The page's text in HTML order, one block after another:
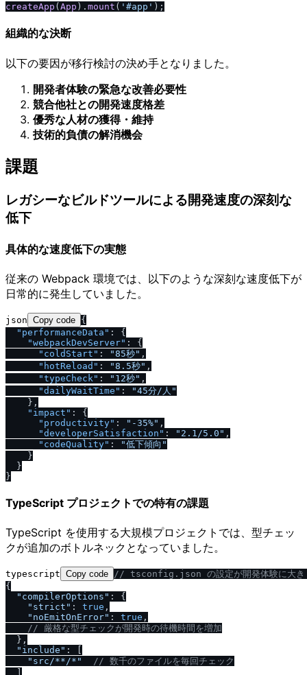
createApp ( App ). mount ( '#app'
組織的な決断
以下の要因が移行検討の決め手となりました。
開発者体験の緊急な改善必要性
競合他社との開発速度格差
優秀な人材の獲得・維持
技術的負債の解消機会
課題
レガシーなビルドツールによる開発速度の深刻な
低下
具体的な速度低下の実態
従来の Webpack 環境では、以下のような深刻な速度低下が
日常的に発生していました。
json Copy code {
"performanceData" :
{
"webpackDevServer" :
{
"coldStart" : "85秒" ,
"hotReload" : "8.5秒" ,
"typeCheck" : "12秒" ,
"dailyWaitTime" : "45分/ 人"
} ,
"impact" :
{
"productivity" : "-35%" ,
"developerSatisfaction" : "2.1 /5.0" ,
"codeQuality" :
"低下傾向"
}
}
}
TypeScript プロジェクトでの特有の課題
TypeScript を使用する大規模プロジェクトでは、型チェッ
クが追加のボトルネックとなっていました。
typescript Copy code // tsconfig.json の設定が開発体験に大き
{
"compilerOptions" : {
"strict" : true ,
"noEmitOnError" : true ,
// 厳格な型チェックが開発時の待機時間を増加
  },
"include" : [
"src/**/*" // 数千のファイルを毎回チェック